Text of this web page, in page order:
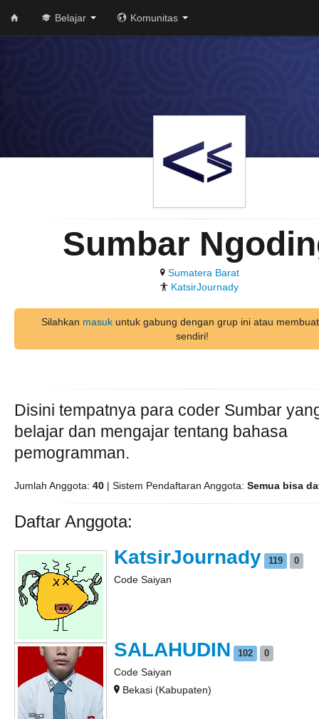
Belajar Komunitas
Sumbar
Sumatera Barat
KatsirJournady
Silahkan masuk untuk gabung dengan grup ini atau
sendiri!
Disini tempatnya para coder Sumbar
belajar dan mengajar tentang bahasa
pemogramman.
Jumlah Anggota: 40 | Sistem Pendaftaran Anggota: Semua bisa
Daftar Anggota:
KatsirJournady 119 0
Code Saiyan
SALAHUDIN 102 0
Code Saiyan
Bekasi (Kabupaten)